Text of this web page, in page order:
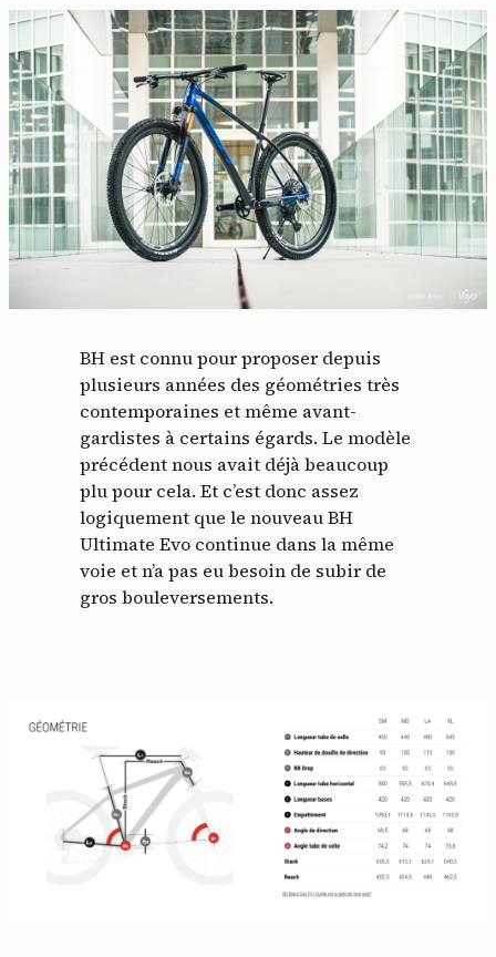
BH est connu pour proposer depuis
plusieurs années des géométries très
contemporaines et même avant-
gardistes à certains égards. Le modèle
précédent nous avait déjà beaucoup
plu pour cela. Et c’est donc assez
logiquement que le nouveau BH
Ultimate Evo continue dans la même
voie et n’a pas eu besoin de subir de
gros bouleversements.